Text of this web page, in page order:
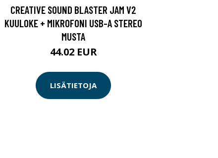
CREATIVE SOUND BLASTER JAM V2
KUULOKE + MIKROFONI USB-A STEREO
MUSTA
44.02 EUR
LISÄTIETOJA